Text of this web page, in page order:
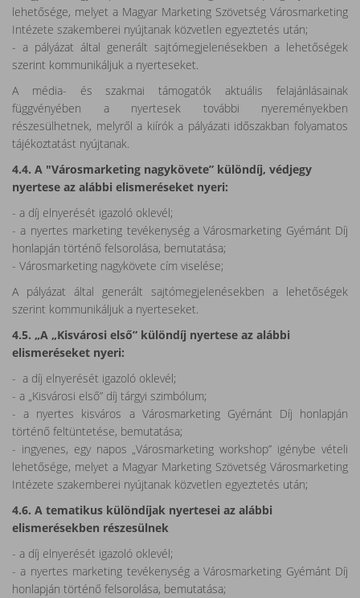
lehetősége, melyet a Magyar Marketing Szövetség Városmarketing
Intézete szakemberei nyújtanak közvetlen egyeztetés után;
- a pályázat által generált sajtómegjelenésekben a lehetőségek
szerint kommunikáljuk a nyerteseket.
A média- és szakmai támogatók aktuális felajánlásainak
függvényében a nyertesek további nyereményekben
részesülhetnek, melyről a kiírók a pályázati időszakban folyamatos
tájékoztatást nyújtanak.
4.4. A "Városmarketing nagykövete” különdíj, védjegy
nyertese az alábbi elismeréseket nyeri:
- a díj elnyerését igazoló oklevél;
- a nyertes marketing tevékenység a Városmarketing Gyémánt Díj
honlapján történő felsorolása, bemutatása;
- Városmarketing nagykövete cím viselése;
A pályázat által generált sajtómegjelenésekben a lehetőségek
szerint kommunikáljuk a nyerteseket.
4.5. „A „Kisvárosi első” különdíj nyertese az alábbi
elismeréseket nyeri:
- a díj elnyerését igazoló oklevél;
- a „Kisvárosi első” díj tárgyi szimbólum;
- a nyertes kisváros a Városmarketing Gyémánt Díj honlapján
történő feltüntetése, bemutatása;
- ingyenes, egy napos „Városmarketing workshop” igénybe vételi
lehetősége, melyet a Magyar Marketing Szövetség Városmarketing
Intézete szakemberei nyújtanak közvetlen egyeztetés után;
4.6. A tematikus különdíjak nyertesei az alábbi
elismerésekben részesülnek
- a díj elnyerését igazoló oklevél;
- a nyertes marketing tevékenység a Városmarketing Gyémánt Díj
honlapján történő felsorolása, bemutatása;